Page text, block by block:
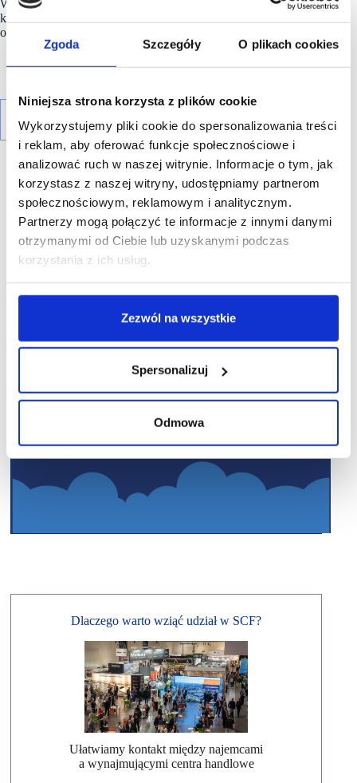
Zgoda Szczegóły O plikach cookies
Niniejsza strona korzysta z plików cookie
Wykorzystujemy pliki cookie do spersonalizowania treści
i reklam, aby oferować funkcje społecznościowe i
analizować ruch w naszej witrynie. Informacje o tym, jak
korzystasz z naszej witryny, udostępniamy partnerom
społecznościowym, reklamowym i analitycznym.
Partnerzy mogą połączyć te informacje z innymi danymi
otrzymanymi od Ciebie lub uzyskanymi podczas
korzystania z ich usług.
Zezwól na wszystkie
Spersonalizuj
Odmowa
Wschodniej.
ogłosiła także plany otwarcia dwóch
kolejnych sklepów – w warszawskiej Promenadzie
oraz w Atrium Biała w Białymstoku.
R E K L A M A
Dlaczego warto wziąć udział w SCF?
Ułatwiamy kontakt między najemcami
a wynajmującymi centra handlowe